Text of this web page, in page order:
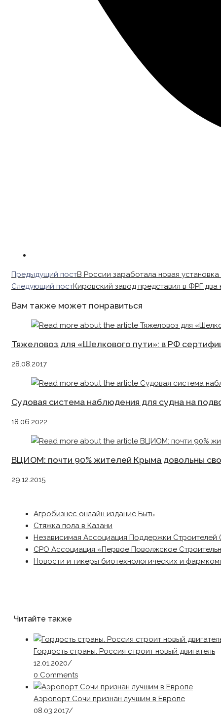
Read
more
Предыдущий постВ России заработала новая
Следующий постКировский завод представил в ФРГ
Вам также может понравиться
Тяжеловоз для «Шелкового пути»: в РФ
28.08.2017
Cудовая система наблюдения для судна на
18.06.2022
ВЦИОМ: почти 90% жителей Крыма довольны
29.12.2015
Агробизнес онлайн издание Быть
Стяжка пола в Казани
Независимая Ассоциация Поддержки Строителей
СРО Ассоциация «Первое Поволжское
Новости и тикеры биотехнологических и
Читайте также
Гордость страны. Россия строит новый двигатель
12.01.2020/
0 Comments
Аэропорт Сочи признан лучшим в Европе
08.03.2017/